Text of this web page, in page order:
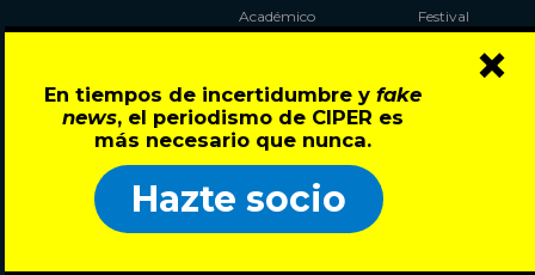
En tiempos de incertidumbre y fake
news, el periodismo de CIPER es
más necesario que nunca.
Hazte socio
×
Académico
Al Plebiscito
con CIPER
Festival